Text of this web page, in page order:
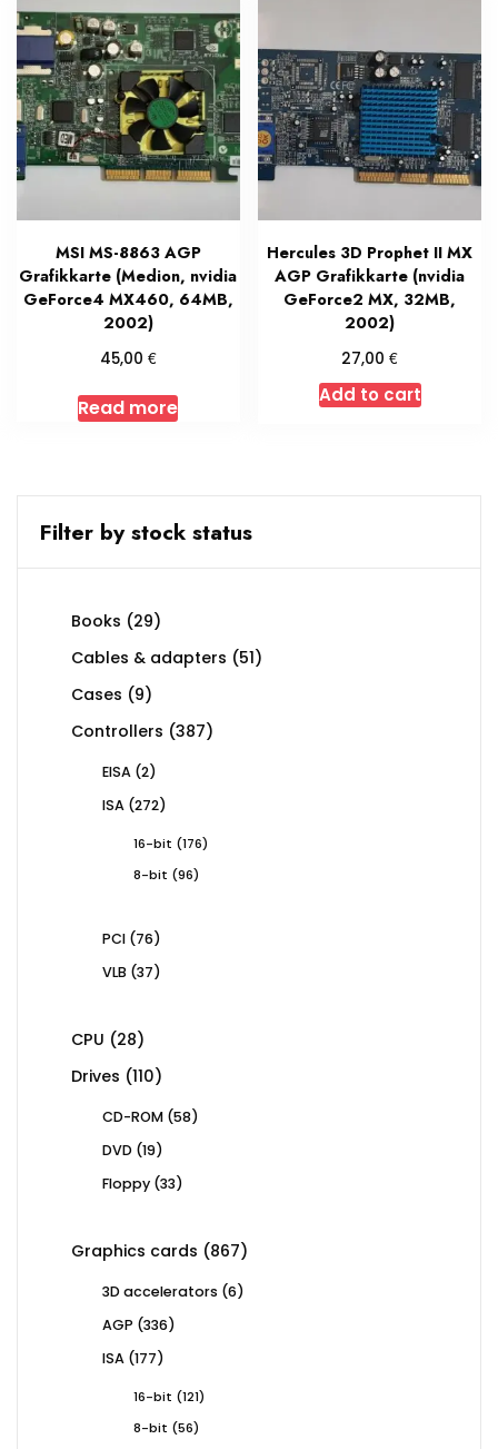
MSI MS-8863 AGP
Grafikkarte (Medion, nvidia
GeForce4 MX460, 64MB,
2002)
45,00 €
Read more
Hercules 3D Prophet II MX
AGP Grafikkarte (nvidia
GeForce2 MX, 32MB,
2002)
27,00€
Add to cart
Filter by stock status
Books 2929
Cables & adapters 5151
Cases 99
products
Controllers 387387
EISA 22
ISA 272272
16-bit 176176
8-bit
9696
PCI 7676
VLB 3737
CPU 2828
products
Drives 110110
CD-ROM 5858
DVD 1919
Floppy 3333
Graphics cards 867867
3D accelerators 66
AGP 336336
ISA 177177
16-bit 121121
8-bit
5656